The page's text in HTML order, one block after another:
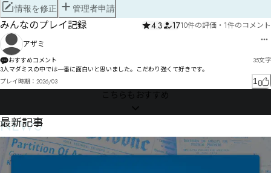
情報を修正 管理者申請
みんなのプレイ記録 4.3 1710件の評価 ・ 1件のコメント
アザミ
おすすめコメント 35文字
3人マダミスの中では一番に面白いと思いました。こだわり強くて好きです。
プレイ時期： 2026/03 1
こちらもおすすめ
NEWS
最新記事